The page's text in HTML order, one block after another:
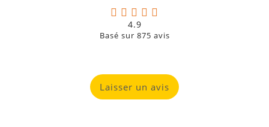
4.9
Basé sur 875 avis
Laisser un avis